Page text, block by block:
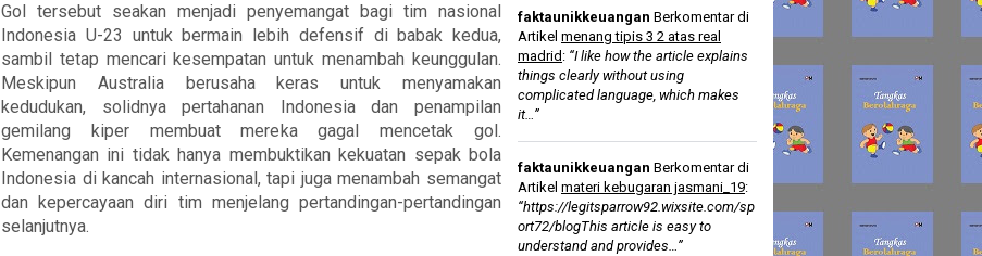
Gol tersebut seakan menjadi penyemangat bagi tim nasional
Indonesia U-23 untuk bermain lebih defensif di babak kedua,
sambil tetap mencari kesempatan untuk menambah keunggulan.
Meskipun Australia berusaha keras untuk menyamakan
kedudukan, solidnya pertahanan Indonesia dan penampilan
gemilang kiper membuat mereka gagal mencetak gol.
Kemenangan ini tidak hanya membuktikan kekuatan sepak bola
Indonesia di kancah internasional, tapi juga menambah semangat
dan kepercayaan diri tim menjelang pertandingan-pertandingan
selanjutnya.
faktaunikkeuangan Berkomentar di
Artikel menang tipis 3 2 atas real
madrid : “I like how the article explains
things clearly without using
complicated language, which makes
it…”
faktaunikkeuangan Berkomentar di
Artikel materi kebugaran jasmani_19:
“https://legitsparrow92.wixsite.com/sp
ort72/blogThis article is easy to
understand and provides…”